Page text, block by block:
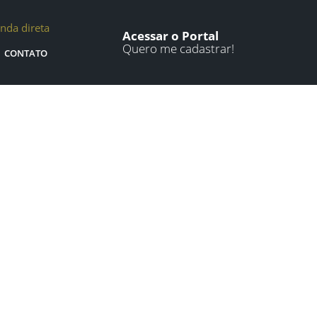
direta
CONTATO
Acessar o Portal
Quero me cadastrar!